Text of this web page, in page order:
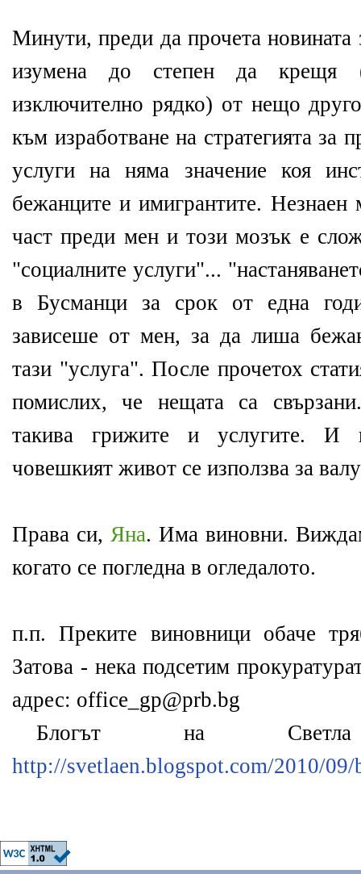
Минути, преди да прочета новината
изумена до степен да крещя
изключително рядко) от нещо
към изработване на стратегията за
услуги на няма значение коя
бежанците и имигрантите. Незнаен
част преди мен и този мозък е
"социалните услуги"...
в Бусманци за срок от една
зависеше от мен, за да лиша
тази "услуга". После прочетох
помислих, че нещата са
такива грижите и услугите.
човешкият живот се използва за
Права си, Яна. Има виновни.
когато се погледна в огледалото.
п.п. Преките виновници обаче
Затова - нека подсетим
адрес: office_gp@prb.bg
Блогът на
http://svetlaen.blogspot.com/2010/